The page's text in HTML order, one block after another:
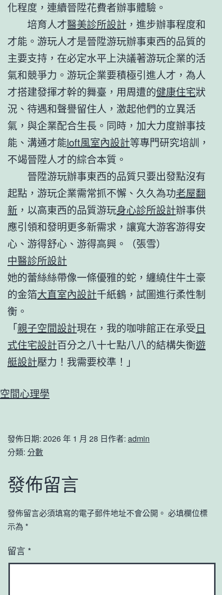
化程度，連續晉陞花費者辦事體驗。
培育人才醫美診所設計 ，進步辦事程度和
才能。游玩人才是晉陞游玩辦事東西的品質的
主要支持，在必定水平上決議著游玩企業的活
氣和競爭力。游玩企業要積極引進人才，為人
才搭建發揮才幹的舞臺，用周遭的健康住宅狀
況、待遇和聲譽留住人，激起他們的立異活
氣，與企業配合生長。同時，加大力度辦事技
能、溝通才能loft風室內設計等專門研究培訓，
不竭晉陞人才的綜合本質。
晉陞游玩辦事東西的品質只要出發點沒有
起點，游玩企業需常抓不懈、久久為功老屋翻
新 ，以高東西的品質游玩身心診所設計辦事供
應引領和發明更多新需求，讓寬大游客游得安
心、游得舒心、游得高興。（張雪）
中醫診所設計
她的蕾絲絲帶像一條優雅的蛇，纏繞住牛土豪
的金箔大直室內設計千紙鶴，試圖進行柔性制
衡。
「親子空間設計現在，我的咖啡館正在承受日
式住宅設計百分之八十七點八八的結構失衡遊
艇設計壓力！我需要校準！」
空間心理學
發佈日期: 2026 年 1 月 28 日作者: admin
分類: 分數
發佈留言
發佈留言必須填寫的電子郵件地址不會公開。 必填欄位標
示為 *
留言 *